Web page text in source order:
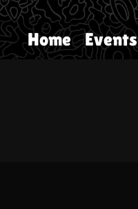
Home Events